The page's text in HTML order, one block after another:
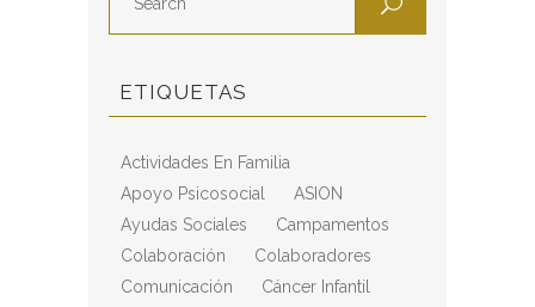
ETIQUETAS
Actividades En Familia
Apoyo Psicosocial
ASION
Ayudas Sociales
Campamentos
Colaboración
Colaboradores
Comunicación
Cáncer Infantil